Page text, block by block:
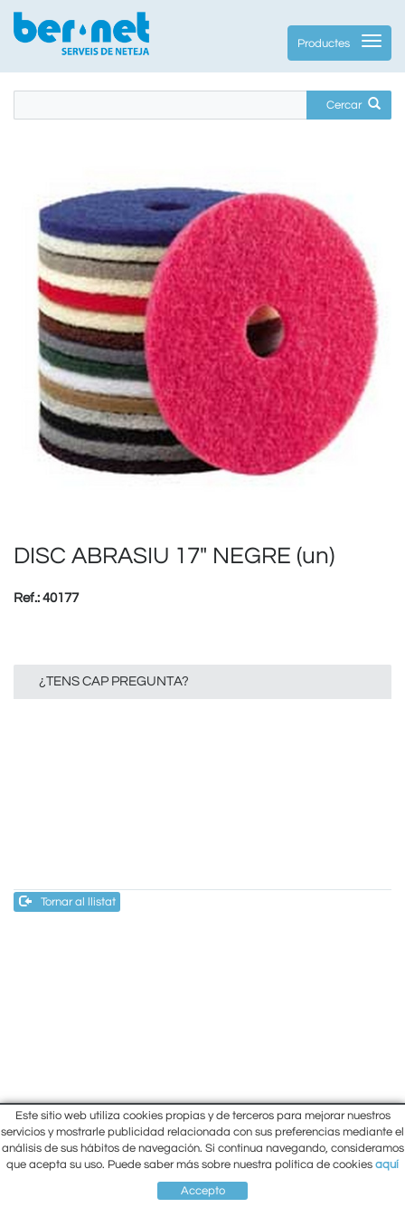
Productes
Cercar
DISC ABRASIU 17" NEGRE (un)
Ref.: 40177
¿TENS CAP PREGUNTA?
Tornar al llistat
Inici
Empresa
Situació
Carrer Lluís Companys, 10 Cantonada
amb Carrer Prat de la Riba
Berga (Barcelona)
COMPTE CISTELLA
Este sitio web utiliza cookies propias y de terceros para mejorar nuestros
servicios y mostrarle publicidad relacionada con sus preferencias mediante el
análisis de sus hábitos de navegación. Si continua navegando, consideramos
que acepta su uso. Puede saber más sobre nuestra política de cookies aquí
Accepto